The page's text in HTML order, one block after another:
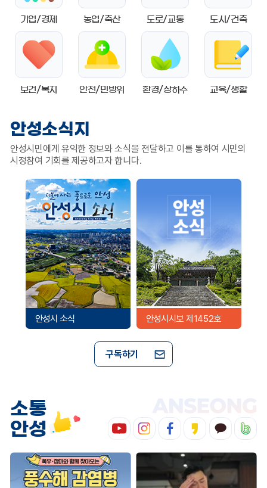
기업/경제 농업/축산 도로/교통 도시/건축
보건/복지 안전/민방위 환경/상하수 교육/생활
안성소식지
안성시민에게 유익한 정보와 소식을 전달하고 이를 통하여 시민의
시정참여 기회를 제공하고자 합니다.
안성시 소식 안성시시보 제1452호
구독하기
소통
안성